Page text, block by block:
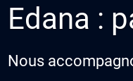
Edana :
Nous